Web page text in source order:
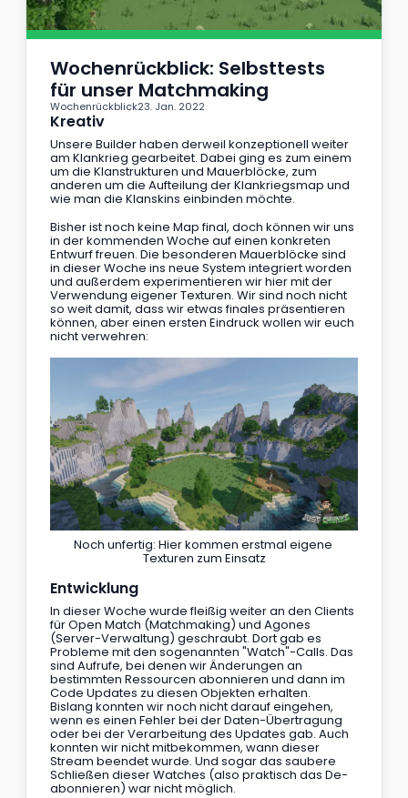
Wochenrückblick: Selbsttests
für unser Matchmaking
Wochenrückblick23. Jan. 2022
Kreativ
Unsere Builder haben derweil konzeptionell weiter
am Klankrieg gearbeitet. Dabei ging es zum einem
um die Klanstrukturen und Mauerblöcke, zum
anderen um die Aufteilung der Klankriegsmap und
wie man die Klanskins einbinden möchte.
Bisher ist noch keine Map final, doch können wir uns
in der kommenden Woche auf einen konkreten
Entwurf freuen. Die besonderen Mauerblöcke sind
in dieser Woche ins neue System integriert worden
und außerdem experimentieren wir hier mit der
Verwendung eigener Texturen. Wir sind noch nicht
so weit damit, dass wir etwas finales präsentieren
können, aber einen ersten Eindruck wollen wir euch
nicht verwehren:
Noch unfertig: Hier kommen erstmal eigene
Texturen zum Einsatz
Entwicklung
In dieser Woche wurde fleißig weiter an den Clients
für Open Match (Matchmaking) und Agones
(Server-Verwaltung) geschraubt. Dort gab es
Probleme mit den sogenannten "Watch"-Calls. Das
sind Aufrufe, bei denen wir Änderungen an
bestimmten Ressourcen abonnieren und dann im
Code Updates zu diesen Objekten erhalten.
Bislang konnten wir noch nicht darauf eingehen,
wenn es einen Fehler bei der Daten-Übertragung
oder bei der Verarbeitung des Updates gab. Auch
konnten wir nicht mitbekommen, wann dieser
Stream beendet wurde. Und sogar das saubere
Schließen dieser Watches (also praktisch das De-
abonnieren) war nicht möglich.